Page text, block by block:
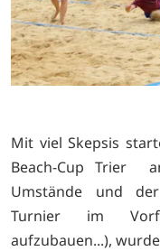
Mit viel Skepsis
Beach-Cup Trier
Umstände und
Turnier im
aufzubauen...),